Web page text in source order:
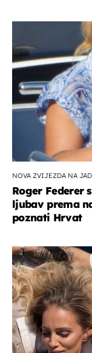
NOVA ZVIJEZDA NA
Roger Federer
ljubav prema
poznati Hrvat